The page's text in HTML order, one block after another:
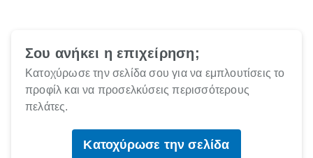
Σου ανήκει η επιχείρηση;
Κατοχύρωσε την σελίδα σου για να εμπλουτίσεις το
προφίλ και να προσελκύσεις περισσότερους
πελάτες.
Κατοχύρωσε την σελίδα